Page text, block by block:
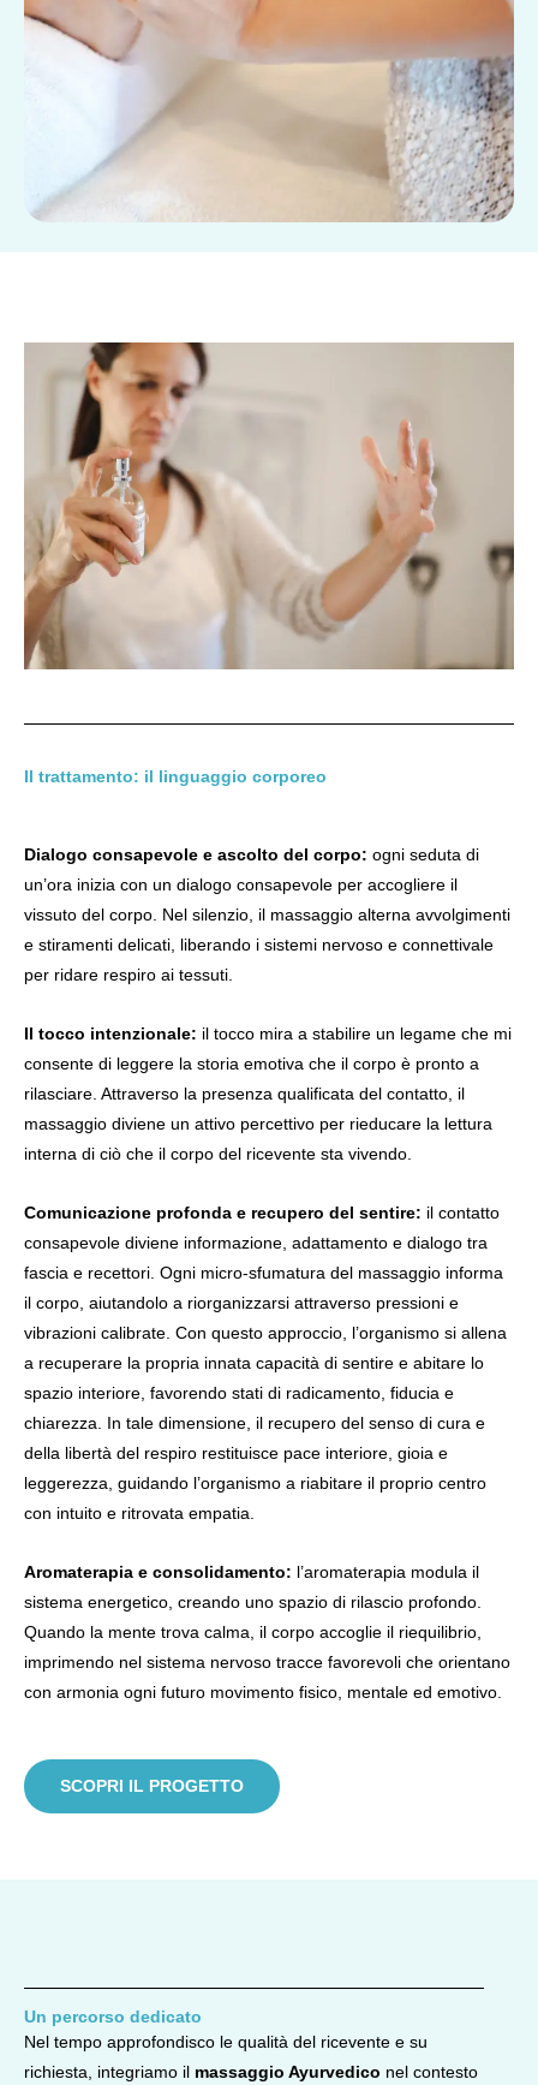
Il trattamento: il linguaggio corporeo
Dialogo consapevole e ascolto del corpo: ogni seduta di
un’ora inizia con un dialogo consapevole per accogliere il
vissuto del corpo. Nel silenzio, il massaggio alterna avvolgimenti
e stiramenti delicati, liberando i sistemi nervoso e connettivale
per ridare respiro ai tessuti.
Il tocco intenzionale: il tocco mira a stabilire un legame che mi
consente di leggere la storia emotiva che il corpo è pronto a
rilasciare. Attraverso la presenza qualificata del contatto , il
massaggio diviene un attivo percettivo per rieducare la lettura
interna di ciò che il corpo del ricevente sta vivendo.
Comunicazione profonda e recupero del sentire: il contatto
consapevole diviene informazione, adattamento e dialogo tra
fascia e recettori. Ogni micro-sfumatura del massaggio informa
il corpo, aiutandolo a riorganizzarsi attraverso pressioni e
vibrazioni calibrate. Con questo approccio, l’organismo si allena
a recuperare la propria innata capacità di sentire e abitare lo
spazio interiore, favorendo stati di radicamento, fiducia e
chiarezza. In tale dimensione, il recupero del senso di cura e
della libertà del respiro restituisce pace interiore, gioia e
leggerezza, guidando l’organismo a riabitare il proprio centro
con intuito e ritrovata empatia.
Aromaterapia e consolidamento: l’aromaterapia modula il
sistema energetico, creando uno spazio di rilascio profondo.
Quando la mente trova calma, il corpo accoglie il riequilibrio,
imprimendo nel sistema nervoso tracce favorevoli che orientano
con armonia ogni futuro movimento fisico, mentale ed emotivo.
SCOPRI IL PROGETTO
Un percorso dedicato
Ne l tempo approfondisco le qualità del ricevente e su
richiesta, integriamo il massaggio Ayurvedico nel contesto